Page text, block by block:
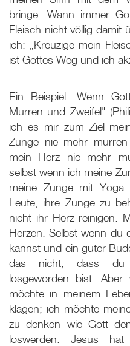
bringe. Wann immer
Fleisch nicht völlig damit
ich: „Kreuzige mein
ist Gottes Weg und ich
Ein Beispiel: Wenn
Murren und Zweifel"
ich es mir zum Ziel
Zunge nie mehr
mein Herz nie mehr
selbst wenn ich meine
meine Zunge mit Yoga
Leute, ihre Zunge zu
nicht ihr Herz reinigen.
Herzen. Selbst wenn du
kannst und ein guter
das nicht, dass du
losgeworden bist.
möchte in meinem
klagen; ich möchte
zu denken wie Gott
loswerden. Jesus